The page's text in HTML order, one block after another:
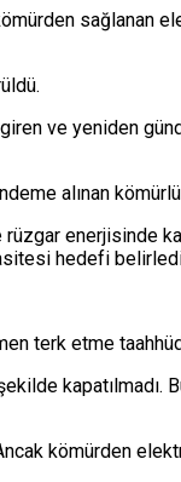
sağlanan
ve yeniden
alınan
enerjisinde
hedefi
terk etme
kapatılmadı.
kömürden